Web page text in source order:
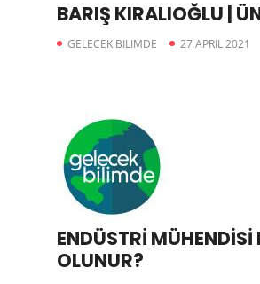
BARIŞ KIRALIOĞLU |
GELECEK BILIMDE 27 APRIL 2021
ENDÜSTRİ MÜHENDİSİ
OLUNUR?